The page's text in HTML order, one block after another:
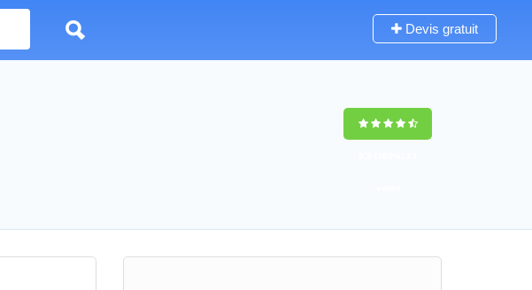
Devis gratuit